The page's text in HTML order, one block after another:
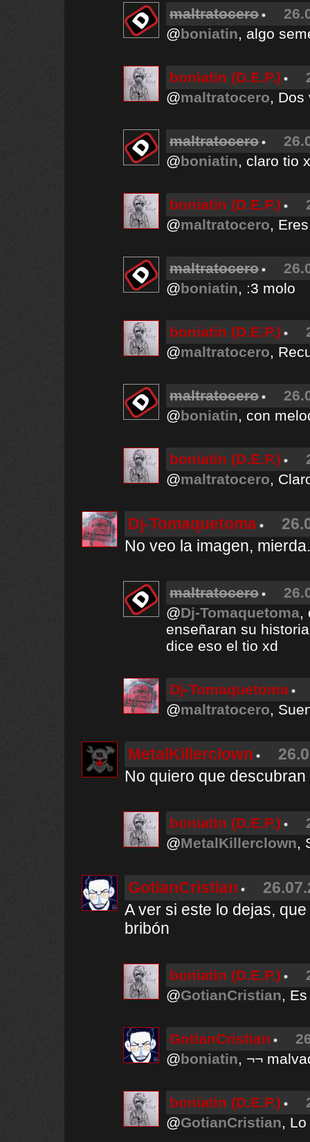
maltratocero
@boniatin, algo
boniatin (D.E.P.)
@maltratocero, Dos
maltratocero
@boniatin, claro tio
boniatin (D.E.P.)
@maltratocero,
maltratocero
@boniatin, :3 molo
boniatin (D.E.P.)
@maltratocero,
maltratocero
@boniatin, con
boniatin (D.E.P.)
@maltratocero,
Dj-Tomaquetoma
No veo la imagen,
maltratocero
@Dj-Tomaquetoma,
enseñaran su
dice eso el tio xd
Dj-Tomaquetoma
@maltratocero,
MetalKillerclown
No quiero que descubran
boniatin (D.E.P.)
@MetalKillerclown,
GotianCristian
A ver si este lo dejas,
bribón
boniatin (D.E.P.)
@GotianCristian,
GotianCristian
@boniatin, ¬¬
boniatin (D.E.P.)
@GotianCristian,